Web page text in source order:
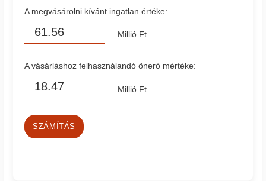
A megvásárolni kívánt ingatlan értéke:
Millió Ft
A vásárláshoz felhasználandó önerő mértéke:
Millió Ft
SZÁMÍTÁS